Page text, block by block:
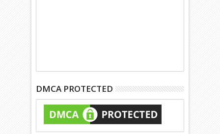
DMCA PROTECTED